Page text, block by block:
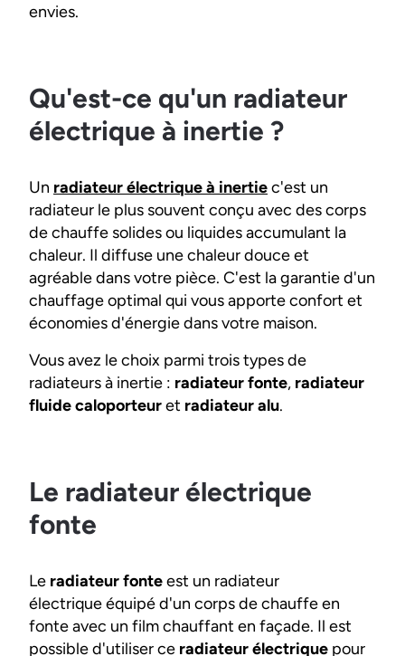
envies.
Qu'est-ce qu'un radiateur
électrique à inertie ?
Un radiateur électrique à inertiec'est un
radiateur le plus souvent conçu avec des corps
de chauffe solides ou liquides accumulant la
chaleur. Il diffuse une chaleur douce et
agréable dans votre pièce. C'est la garantie d'un
chauffage optimal qui vous apporte confort et
économies d'énergie dans votre maison.
Vous avez le choix parmi trois types de
radiateurs à inertie : radiateur fonte, radiateur
fluide caloporteuret radiateur alu.
Le radiateur électrique
fonte
Le radiateur fonteest un radiateur
électrique équipé d'un corps de chauffe en
fonte avec un film chauffant en façade. Il est
possible d'utiliser ce radiateur électrique pour